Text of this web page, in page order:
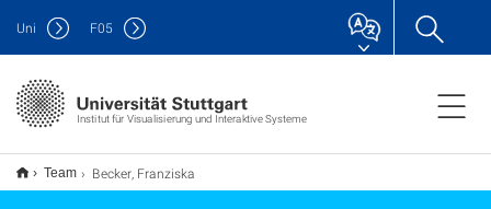
Institut für Visualisierung und Interaktive Systeme
Uni F05
Team Becker, Franziska